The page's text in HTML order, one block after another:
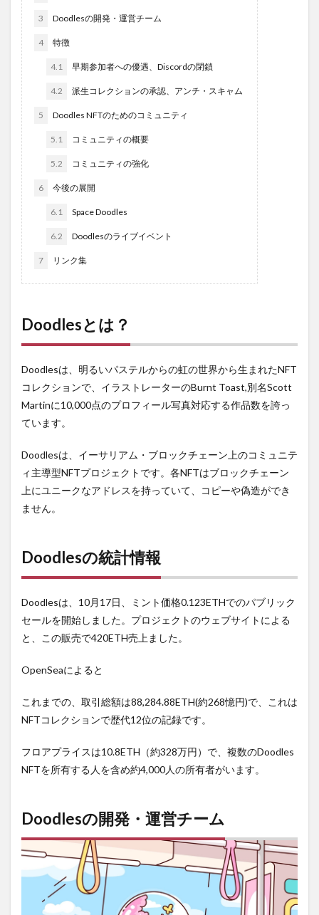
3 Doodlesの開発・運営チーム
4 特徴
4.1 早期参加者への優遇、Discordの閉鎖
4.2 派生コレクションの承認、アンチ・スキャム
5 Doodles NFTのためのコミュニティ
5.1 コミュニティの概要
5.2 コミュニティの強化
6 今後の展開
6.1 Space Doodles
6.2 Doodlesのライブイベント
7 リンク集
Doodlesとは？
Doodlesは、明るいパステルからの虹の世界から生まれたNFT
コレクションで、イラストレーターのBurnt Toast,別名Scott
Martinに10,000点のプロフィール写真対応する作品数を誇っ
ています。
Doodlesは、イーサリアム・ブロックチェーン上のコミュニテ
ィ主導型NFTプロジェクトです。各NFTはブロックチェーン
上にユニークなアドレスを持っていて、コピーや偽造ができ
ません。
Doodlesの統計情報
Doodlesは、10月17日、ミント価格0.123ETHでのパブリック
セールを開始しました。プロジェクトのウェブサイトによる
と、この販売で420ETH売上ました。
OpenSeaによると
これまでの、取引総額は88,284.88ETH(約268憶円)で、これは
NFTコレクションで歴代12位の記録です。
フロアプライスは10.8ETH（約328万円）で、複数のDoodles
NFTを所有する人を含め約4,000人の所有者がいます。
Doodlesの開発・運営チーム